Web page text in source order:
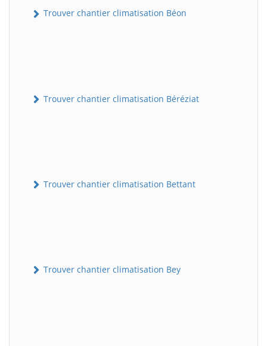
Trouver chantier climatisation Béon
Trouver chantier climatisation Béréziat
Trouver chantier climatisation Bettant
Trouver chantier climatisation Bey